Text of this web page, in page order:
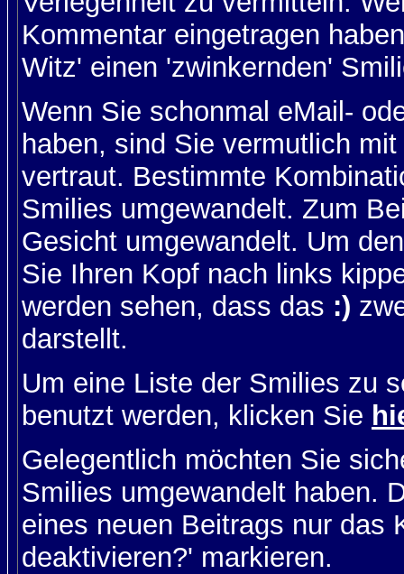
Kommentar eingetragen
Witz' einen 'zwinkernden'
Wenn Sie schonmal eMail-
haben, sind Sie vermutlich
vertraut. Bestimmte
Smilies umgewandelt. Zum
Gesicht umgewandelt. Um
Sie Ihren Kopf nach links
werden sehen, dass das :)
darstellt.
Um eine Liste der Smilies zu
benutzt werden, klicken Sie
Gelegentlich möchten Sie
Smilies umgewandelt haben.
eines neuen Beitrags nur das
deaktivieren?' markieren.